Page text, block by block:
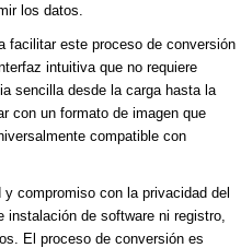
los datos.
facilitar este proceso de conversión
intuitiva que no requiere
sencilla desde la carga hasta la
con un formato de imagen que
compatible con
compromiso con la privacidad del
de software ni registro,
El proceso de conversión es